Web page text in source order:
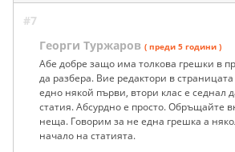
#7
Георги Туржаров ( преди 5 години )
Абе добре защо има толкова грешки в
да разбера. Вие редактори в
едно някой първи, втори клас е седнал
статия. Абсурдно е просто. Обръщайте
неща. Говорим за не една грешка а
начало на статията.